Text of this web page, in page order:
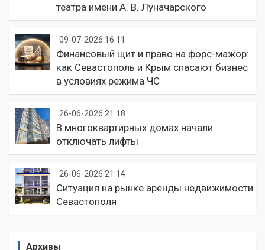
театра имени А. В. Луначарского
09-07-2026 16:11
Финансовый щит и право на форс-мажор:
как Севастополь и Крым спасают бизнес
в условиях режима ЧС
26-06-2026 21:18
В многоквартирных домах начали
отключать лифты
26-06-2026 21:14
Ситуация на рынке аренды недвижимости
Севастополя
Архивы